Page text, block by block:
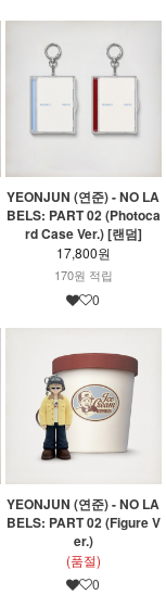
YEONJUN (연준) - NO LA
BELS: PART 02 (Photoca
rd Case Ver.) [랜덤]
17,800원
170원 적립
0
YEONJUN (연준) - NO LA
BELS: PART 02 (Figure V
er.)
(품절)
0